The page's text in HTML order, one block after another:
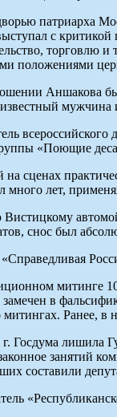
патриарха
с
торговлю
положениями
Аншакова
всероссийского
«Поющие
сценах
много лет,
снос был
митинге
замечен в
Ранее, в
Госдума лишила
занятий
составили